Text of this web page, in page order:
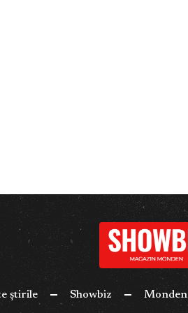
știrile Showbiz Monden